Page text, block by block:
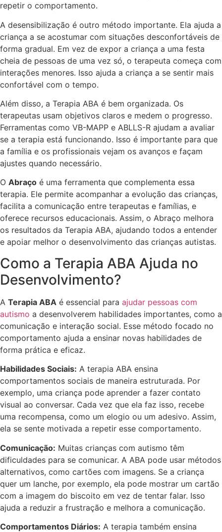
repetir o comportamento.
A desensibilização é outro método importante. Ela ajuda a
criança a se acostumar com situações desconfortáveis de
forma gradual. Em vez de expor a criança a uma festa
cheia de pessoas de uma vez só, o terapeuta começa com
interações menores. Isso ajuda a criança a se sentir mais
confortável com o tempo.
Além disso, a Terapia ABA é bem organizada. Os
terapeutas usam objetivos claros e medem o progresso.
Ferramentas como VB-MAPP e ABLLS-R ajudam a avaliar
se a terapia está funcionando. Isso é importante para que
a família e os profissionais vejam os avanços e façam
ajustes quando necessário.
O Abraço é uma ferramenta que complementa essa
terapia. Ele permite acompanhar a evolução das crianças,
facilita a comunicação entre terapeutas e famílias, e
oferece recursos educacionais. Assim, o Abraço melhora
os resultados da Terapia ABA, ajudando todos a entender
e apoiar melhor o desenvolvimento das crianças autistas.
Como a Terapia ABA Ajuda no
Desenvolvimento?
A Terapia ABA é essencial para ajudar pessoas com
autismo a desenvolverem habilidades importantes, como a
comunicação e interação social. Esse método focado no
comportamento ajuda a ensinar novas habilidades de
forma prática e eficaz.
Habilidades Sociais: A terapia ABA ensina
comportamentos sociais de maneira estruturada. Por
exemplo, uma criança pode aprender a fazer contato
visual ao conversar. Cada vez que ela faz isso, recebe
uma recompensa, como um elogio ou um adesivo. Assim,
ela se sente motivada a repetir esse comportamento.
Comunicação: Muitas crianças com autismo têm
dificuldades para se comunicar. A ABA pode usar métodos
alternativos, como cartões com imagens. Se a criança
quer um lanche, por exemplo, ela pode mostrar um cartão
com a imagem do biscoito em vez de tentar falar. Isso
ajuda a reduzir a frustração e melhora a comunicação.
Comportamentos Diários: A terapia também ensina